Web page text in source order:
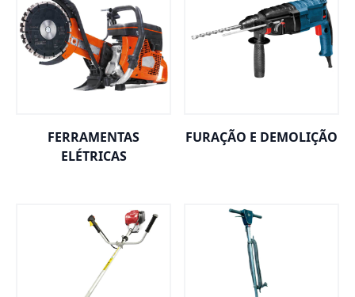
FERRAMENTAS
ELÉTRICAS
FURAÇÃO E DEMOLIÇÃO